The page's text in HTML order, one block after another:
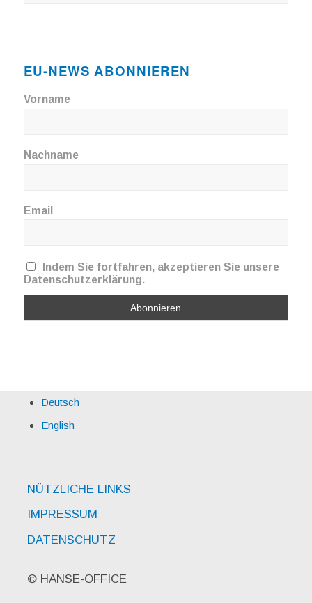
EU-NEWS ABONNIEREN
Vorname
Nachname
Email
Indem Sie fortfahren, akzeptieren Sie unsere
Datenschutzerklärung.
Deutsch
English
NÜTZLICHE LINKS
IMPRESSUM
DATENSCHUTZ
© HANSE-OFFICE